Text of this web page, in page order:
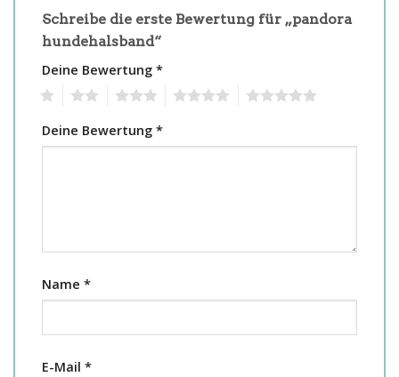
Schreibe die erste Bewertung für „pandora
hundehalsband“
Deine Bewertung *
Deine Bewertung *
Name *
E-Mail *